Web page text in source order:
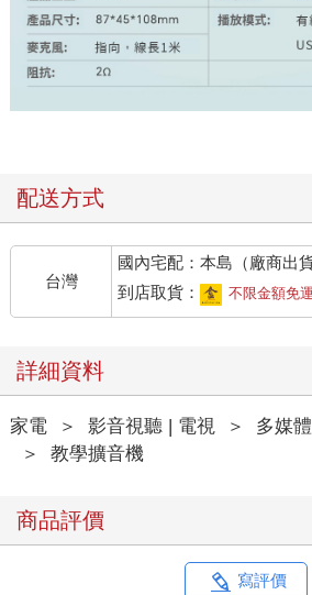
配送方式
台灣
國內宅配：本島（廠商出貨
到店取貨：
不限金額免
詳細資料
家電 ＞ 影音視聽 | 電視 ＞
多媒
＞
教學擴音機
商品評價
寫評價